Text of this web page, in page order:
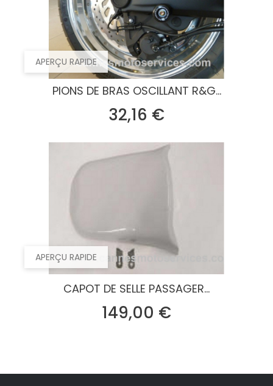
APERÇU RAPIDE
PIONS DE BRAS OSCILLANT R&G...
32,16 €
APERÇU RAPIDE
CAPOT DE SELLE PASSAGER...
149,00 €